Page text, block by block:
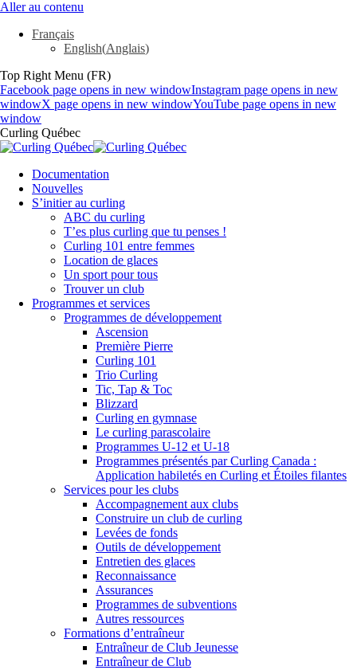
Aller au contenu
Français
English(Anglais)
Top Right Menu (FR)
Facebook page opens in new windowInstagram page opens in new
windowX page opens in new windowYouTube page opens in new
window
Curling Québec
Documentation
Nouvelles
S’initier au curling
ABC du curling
T’es plus curling que tu penses !
Curling 101 entre femmes
Location de glaces
Un sport pour tous
Trouver un club
Programmes et services
Programmes de développement
Ascension
Première Pierre
Curling 101
Trio Curling
Tic, Tap & Toc
Blizzard
Curling en gymnase
Le curling parascolaire
Programmes U-12 et U-18
Programmes présentés par Curling Canada :
Application habiletés en Curling et Étoiles filantes
Services pour les clubs
Accompagnement aux clubs
Construire un club de curling
Levées de fonds
Outils de développement
Entretien des glaces
Reconnaissance
Assurances
Programmes de subventions
Autres ressources
Formations d’entraîneur
Entraîneur de Club Jeunesse
Entraîneur de Club